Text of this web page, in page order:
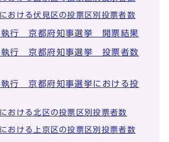
おける伏見区の投票区別投票者数
行 京都府知事選挙 開票結果
行 京都府知事選挙 投票者数
行 京都府知事選挙における投
おける北区の投票区別投票者数
おける上京区の投票区別投票者数